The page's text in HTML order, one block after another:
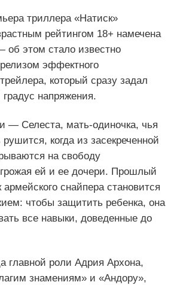
триллера «Натиск»
рейтингом 18+ намечена
об этом стало известно
эффектного
который сразу задал
напряжения.
— Селеста, мать‑одиночка, чья
когда из засекреченной
на свободу
ей и ее дочери. Прошлый
армейского снайпера становится
чтобы защитить ребенка, она
все навыки, доведенные до
главной роли Адрия Архона,
знамениям» и «Андору»,